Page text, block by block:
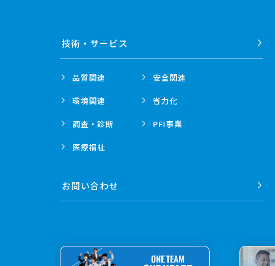
技術・ サービス
品質関連 安全関連
環境関連 省力化
調査・診断 PFI事業
医療福祉
お問い合わせ